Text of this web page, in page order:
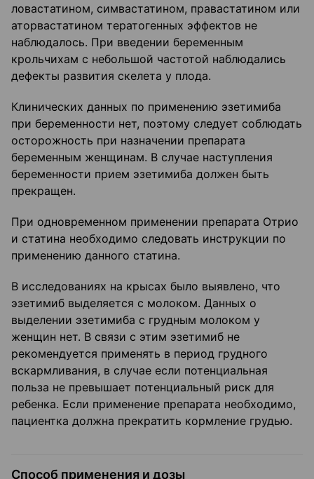
ловастатином, симвастатином, правастатином или
аторвастатином тератогенных эффектов не
наблюдалось. При введении беременным
крольчихам с небольшой частотой наблюдались
дефекты развития скелета у плода.
Клинических данных по применению эзетимиба
при беременности нет, поэтому следует соблюдать
осторожность при назначении препарата
беременным женщинам. В случае наступления
беременности прием эзетимиба должен быть
прекращен.
При одновременном применении препарата Отрио
и статина необходимо следовать инструкции по
применению данного статина.
В исследованиях на крысах было выявлено, что
эзетимиб выделяется с молоком. Данных о
выделении эзетимиба с грудным молоком у
женщин нет. В связи с этим эзетимиб не
рекомендуется применять в период грудного
вскармливания, в случае если потенциальная
польза не превышает потенциальный риск для
ребенка. Если применение препарата необходимо,
пациентка должна прекратить кормление грудью.
Способ применения и дозы